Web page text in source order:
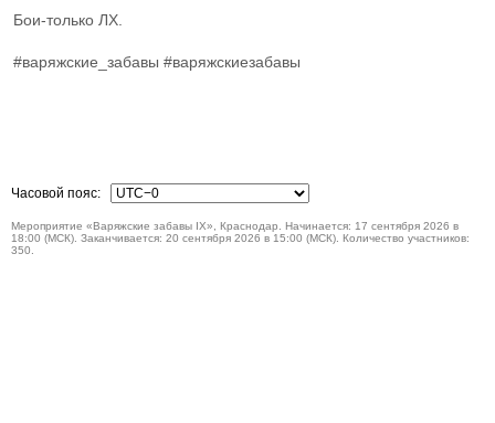
Бои-только ЛХ.
#варяжские_забавы #варяжскиезабавы
Часовой пояс:
Мероприятие «Варяжские забавы IX», Краснодар. Начинается: 17 сентября 2026 в
18:00 (МСК). Заканчивается: 20 сентября 2026 в 15:00 (МСК). Количество участников:
350.